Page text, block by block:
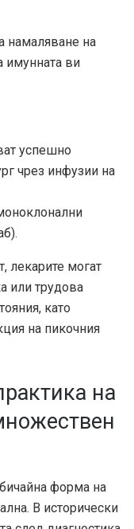
намаляване на
имунната ви
успешно
чрез инфузии на
лекарите могат
или трудова
като
на пикочния
на
форма на
В исторически